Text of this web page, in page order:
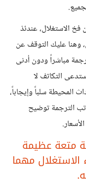
الاستغلال، عندئذ
وهنا عليك التوقف عن
مباشراً ودون أدنى
التكاتف لا
المحيطة سلباً وإيجاباً،
الترجمة توضيح
متعة عظيمة
مهما